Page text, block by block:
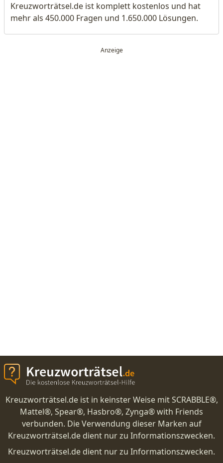
Kreuzworträtsel.de ist komplett kostenlos und hat
mehr als 450.000 Fragen und 1.650.000 Lösungen.
Kreuzworträtsel.de ist in keinster Weise mit SCRABBLE®,
Mattel®, Spear®, Hasbro®, Zynga® with Friends
verbunden. Die Verwendung dieser Marken auf
Kreuzworträtsel.de dient nur zu Informationszwecken.
Kreuzworträtsel.de dient nur zu Informationszwecken.